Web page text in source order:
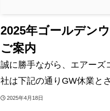
2025年ゴールデン
ご案内
誠に勝手ながら、エアーズ
社は下記の通りGW休業と
2025年4月18日